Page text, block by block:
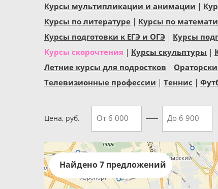
Курсы мультипликации и анимации
Курсы по литературе
Курсы по
Курсы подготовки к ЕГЭ и ОГЭ
Курсы
Курсы скорочтения
Курсы скульптуры
Летние курсы для подростков
Телевизионные профессии
Теннис
Цена, руб.
Найдено 7 предложений